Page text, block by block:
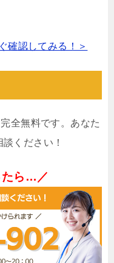
確認してみる！＞
全無料です。あなた
ください！
たら…／